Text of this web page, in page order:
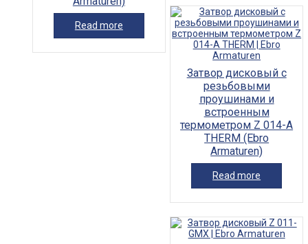
Read more
Затвор дисковый с
резьбовыми
проушинами и
встроенным
термометром Z 014-A
THERM (Ebro
Armaturen)
Read more